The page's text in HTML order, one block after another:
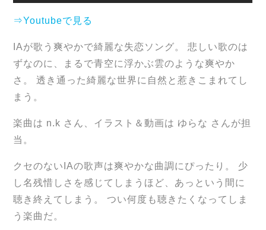
⇒Youtubeで見る
IAが歌う爽やかで綺麗な失恋ソング。 悲しい歌のは
ずなのに、まるで青空に浮かぶ雲のような爽やか
さ。 透き通った綺麗な世界に自然と惹きこまれてし
まう。
楽曲は n.k さん、イラスト＆動画は ゆらな さんが担
当。
クセのないIAの歌声は爽やかな曲調にぴったり。 少
し名残惜しさを感じてしまうほど、あっという間に
聴き終えてしまう。 つい何度も聴きたくなってしま
う楽曲だ。